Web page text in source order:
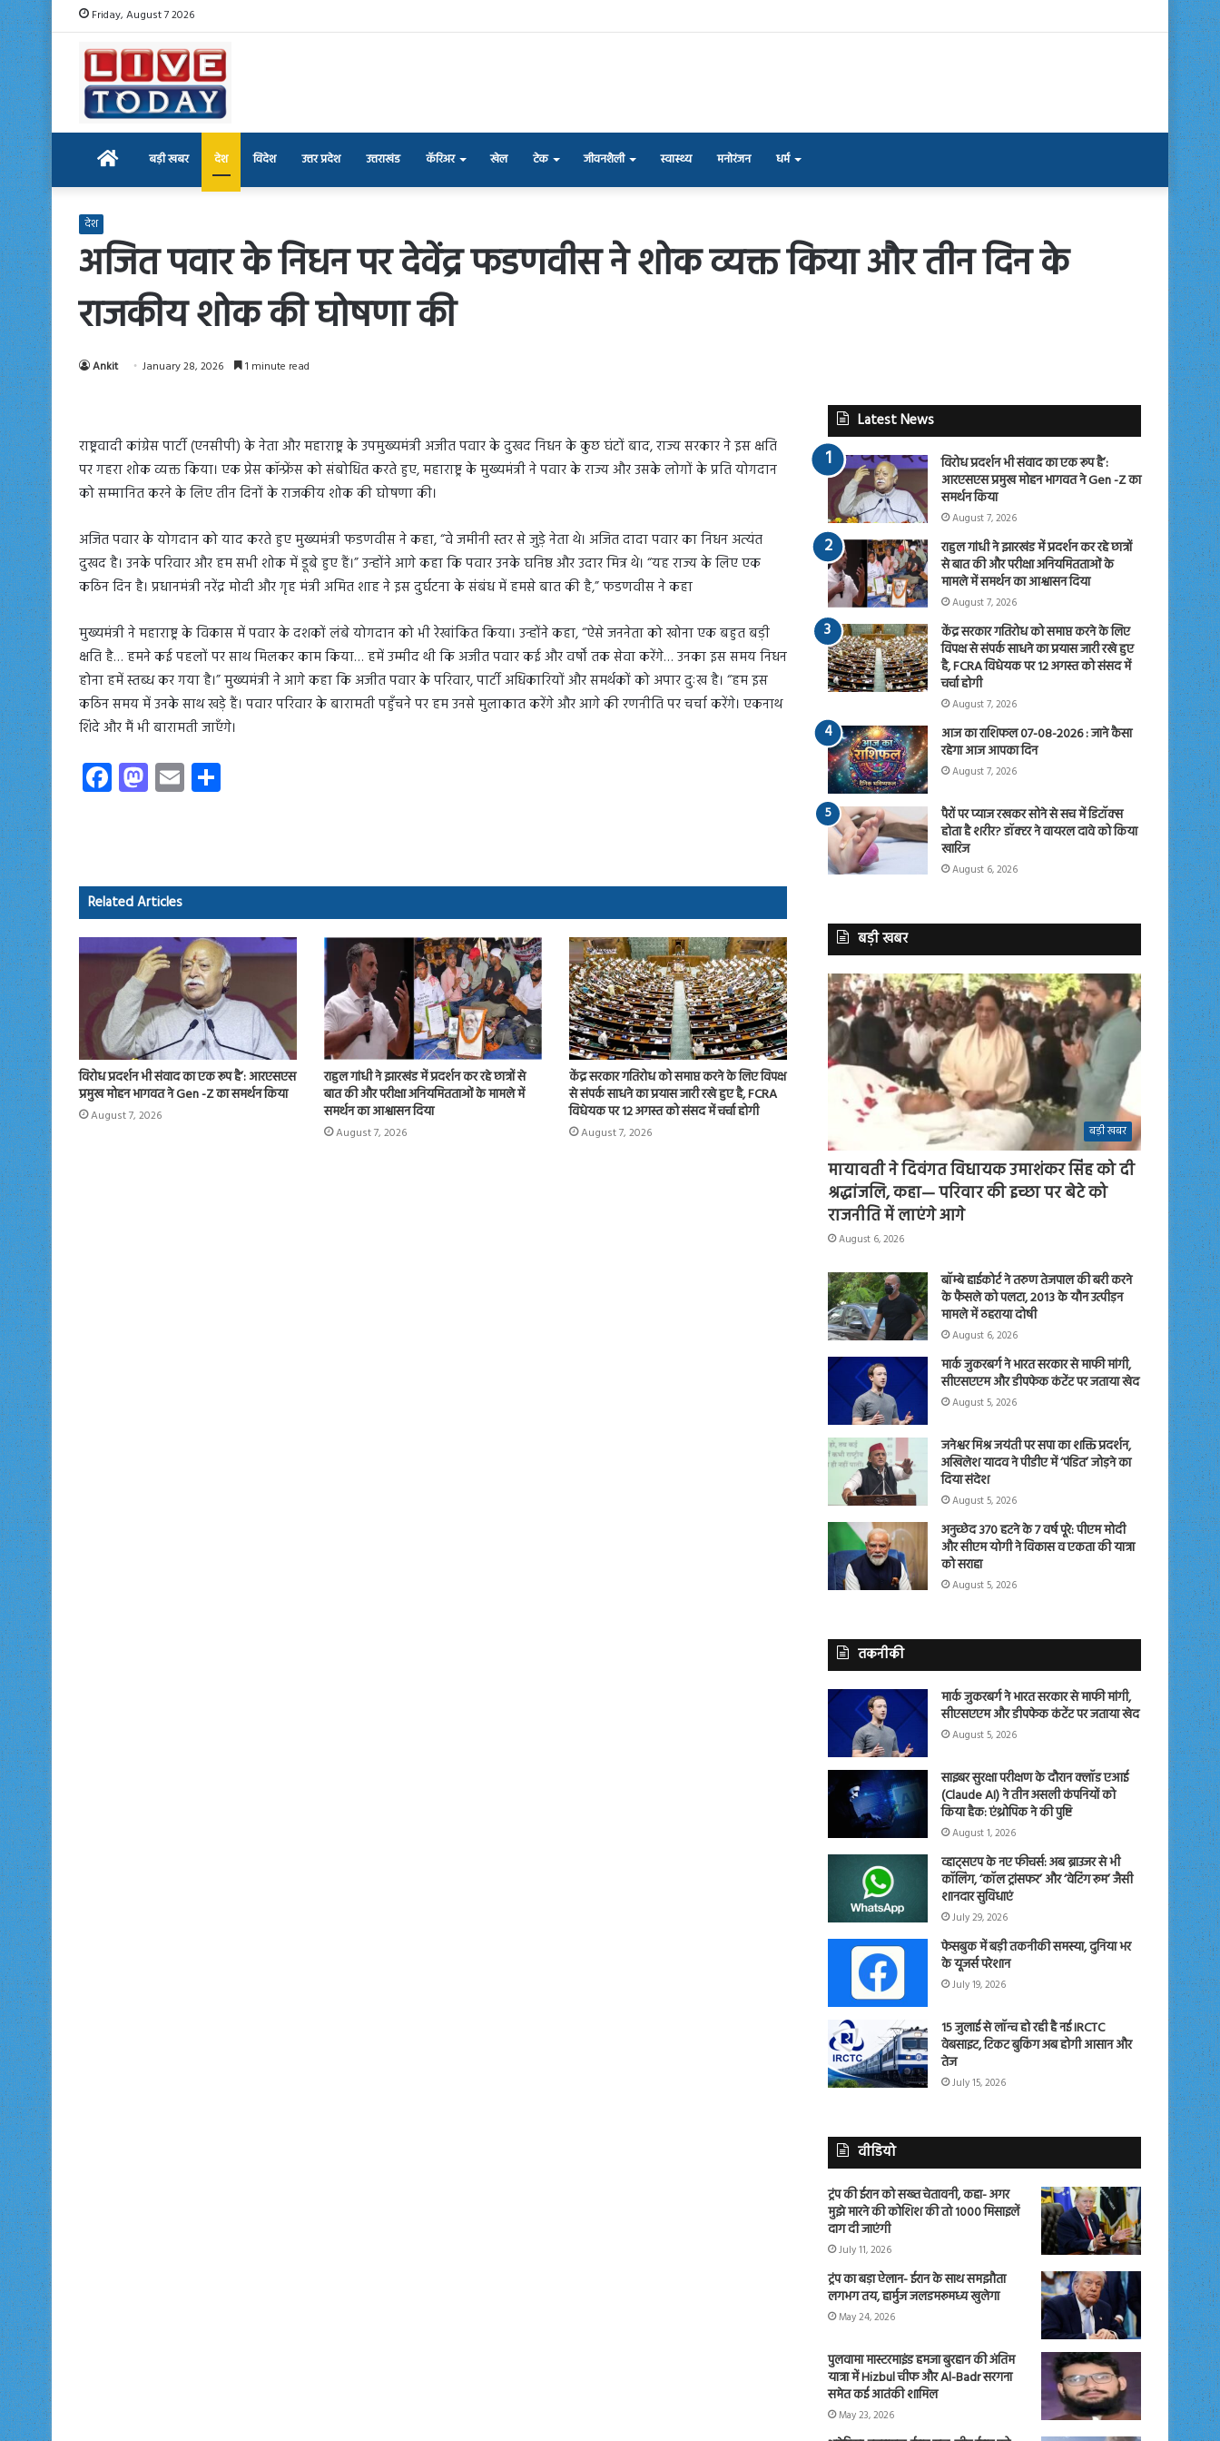
Friday, August 7 2026
Home बड़ी खबर देश विदेश उत्तर प्रदेश उत्तराखंड कॅरिअर खेल टेक जीवनशैली स्वास्थ्य मनोरंजन धर्म
देश
अजित पवार के निधन पर देवेंद्र फडणवीस ने शोक व्यक्त किया और तीन दिन के
राजकीय शोक की घोषणा की
Ankit January 28, 2026 1 minute read
राष्ट्रवादी कांग्रेस पार्टी (एनसीपी) के नेता और महाराष्ट्र के उपमुख्यमंत्री अजीत पवार के दुखद निधन के कुछ घंटों बाद, राज्य सरकार ने इस क्षति
पर गहरा शोक व्यक्त किया। एक प्रेस कॉन्फ्रेंस को संबोधित करते हुए, महाराष्ट्र के मुख्यमंत्री ने पवार के राज्य और उसके लोगों के प्रति योगदान
को सम्मानित करने के लिए तीन दिनों के राजकीय शोक की घोषणा की।
अजित पवार के योगदान को याद करते हुए मुख्यमंत्री फडणवीस ने कहा, “वे जमीनी स्तर से जुड़े नेता थे। अजित दादा पवार का निधन अत्यंत
दुखद है। उनके परिवार और हम सभी शोक में डूबे हुए हैं।” उन्होंने आगे कहा कि पवार उनके घनिष्ठ और उदार मित्र थे। “यह राज्य के लिए एक
कठिन दिन है। प्रधानमंत्री नरेंद्र मोदी और गृह मंत्री अमित शाह ने इस दुर्घटना के संबंध में हमसे बात की है,” फडणवीस ने कहा
मुख्यमंत्री ने महाराष्ट्र के विकास में पवार के दशकों लंबे योगदान को भी रेखांकित किया। उन्होंने कहा, “ऐसे जननेता को खोना एक बहुत बड़ी
क्षति है… हमने कई पहलों पर साथ मिलकर काम किया… हमें उम्मीद थी कि अजीत पवार कई और वर्षों तक सेवा करेंगे… उनका इस समय निधन
होना हमें स्तब्ध कर गया है।” मुख्यमंत्री ने आगे कहा कि अजीत पवार के परिवार, पार्टी अधिकारियों और समर्थकों को अपार दुःख है। “हम इस
कठिन समय में उनके साथ खड़े हैं। पवार परिवार के बारामती पहुँचने पर हम उनसे मुलाकात करेंगे और आगे की रणनीति पर चर्चा करेंगे। एकनाथ
शिंदे और मैं भी बारामती जाएँगे।
Fa
ce
ok
M
as
o
n
E
m
Related Articles
विरोध प्रदर्शन भी संवाद का एक रूप है’: आरएसएस
प्रमुख मोहन भागवत ने Gen -Z का समर्थन किया
August 7, 2026
राहुल गांधी ने झारखंड में प्रदर्शन कर रहे छात्रों से
बात की और परीक्षा अनियमितताओं के मामले में
समर्थन का आश्वासन दिया
August 7, 2026
केंद्र सरकार गतिरोध को समाप्त करने के लिए विपक्ष
से संपर्क साधने का प्रयास जारी रखे हुए है, FCRA
विधेयक पर 12 अगस्त को संसद में चर्चा होगी
August 7, 2026
Latest News
विरोध प्रदर्शन भी संवाद का एक रूप है’:
आरएसएस प्रमुख मोहन भागवत ने Gen -Z का
समर्थन किया
August 7, 2026
राहुल गांधी ने झारखंड में प्रदर्शन कर रहे छात्रों
से बात की और परीक्षा अनियमितताओं के
मामले में समर्थन का आश्वासन दिया
August 7, 2026
केंद्र सरकार गतिरोध को समाप्त करने के लिए
विपक्ष से संपर्क साधने का प्रयास जारी रखे हुए
है, FCRA विधेयक पर 12 अगस्त को संसद में
चर्चा होगी
August 7, 2026
आज का राशिफल 07-08-2026 : जाने कैसा
रहेगा आज आपका दिन
August 7, 2026
पैरों पर प्याज रखकर सोने से सच में डिटॉक्स
होता है शरीर? डॉक्टर ने वायरल दावे को किया
खारिज
August 6, 2026
बड़ी खबर
बड़ी खबर
मायावती ने दिवंगत विधायक उमाशंकर सिंह को दी
श्रद्धांजलि, कहा— परिवार की इच्छा पर बेटे को
राजनीति में लाएंगे आगे
August 6, 2026
बॉम्बे हाईकोर्ट ने तरुण तेजपाल की बरी करने
के फैसले को पलटा, 2013 के यौन उत्पीड़न
मामले में ठहराया दोषी
August 6, 2026
मार्क जुकरबर्ग ने भारत सरकार से माफी मांगी,
सीएसएएम और डीपफेक कंटेंट पर जताया खेद
August 5, 2026
जनेश्वर मिश्र जयंती पर सपा का शक्ति प्रदर्शन,
अखिलेश यादव ने पीडीए में ‘पंडित’ जोड़ने का
दिया संदेश
August 5, 2026
अनुच्छेद 370 हटने के 7 वर्ष पूरे: पीएम मोदी
और सीएम योगी ने विकास व एकता की यात्रा
को सराहा
August 5, 2026
तकनीकी
मार्क जुकरबर्ग ने भारत सरकार से माफी मांगी,
सीएसएएम और डीपफेक कंटेंट पर जताया खेद
August 5, 2026
साइबर सुरक्षा परीक्षण के दौरान क्लॉड एआई
(Claude AI) ने तीन असली कंपनियों को
किया हैक: एंथ्रोपिक ने की पुष्टि
August 1, 2026
व्हाट्सएप के नए फीचर्स: अब ब्राउजर से भी
कॉलिंग, ‘कॉल ट्रांसफर’ और ‘वेटिंग रूम’ जैसी
शानदार सुविधाएं
July 29, 2026
फेसबुक में बड़ी तकनीकी समस्या, दुनिया भर
के यूजर्स परेशान
July 19, 2026
15 जुलाई से लॉन्च हो रही है नई IRCTC
वेबसाइट, टिकट बुकिंग अब होगी आसान और
तेज
July 15, 2026
वीडियो
ट्रंप की ईरान को सख्त चेतावनी, कहा- अगर
मुझे मारने की कोशिश की तो 1000 मिसाइलें
दाग दी जाएंगी
July 11, 2026
ट्रंप का बड़ा ऐलान- ईरान के साथ समझौता
लगभग तय, हार्मुज जलडमरूमध्य खुलेगा
May 24, 2026
पुलवामा मास्टरमाइंड हमजा बुरहान की अंतिम
यात्रा में Hizbul चीफ और Al-Badr सरगना
समेत कई आतंकी शामिल
May 23, 2026